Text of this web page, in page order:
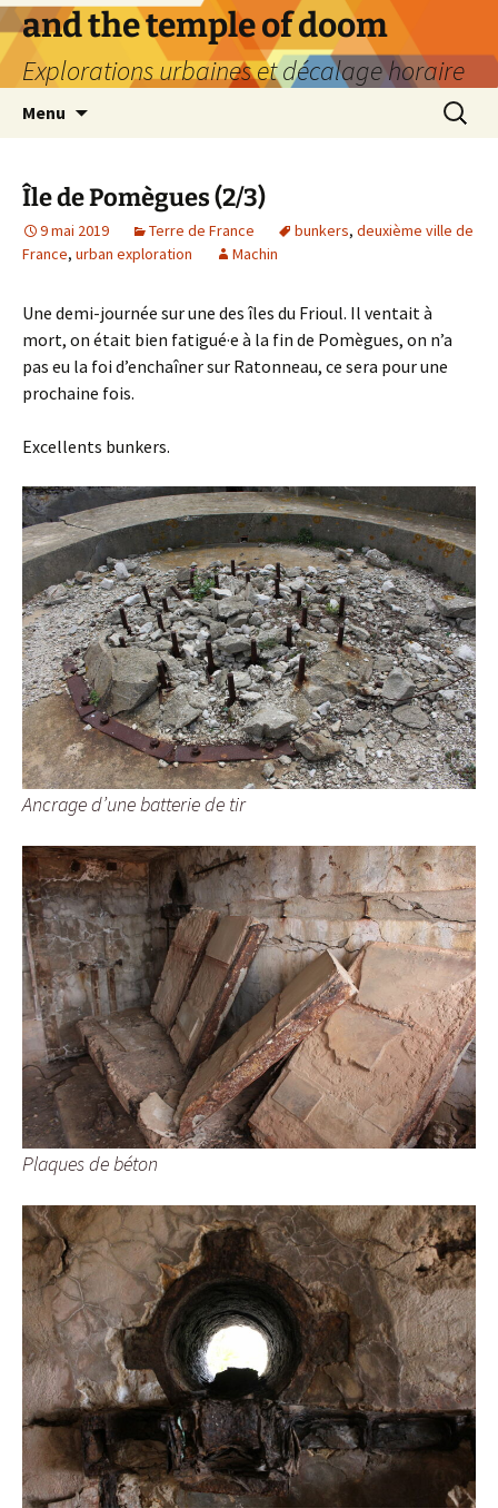
Aller
au
contenu
and the temple of doom
Explorations urbaines et décalage horaire
Menu
Île de Pomègues (2/3)
9 mai 2019 Terre de France bunkers, deuxième ville de
France, urban exploration Machin
Une demi-journée sur une des îles du Frioul. Il ventait à
mort, on était bien fatigué·e à la fin de Pomègues, on n’a
pas eu la foi d’enchaîner sur Ratonneau, ce sera pour une
prochaine fois.
Excellents bunkers.
Ancrage d’une batterie de tir
Plaques de béton